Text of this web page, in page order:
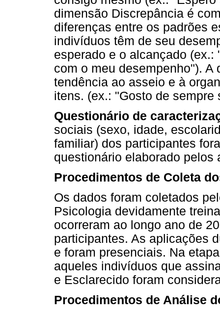
dimensão Discrepância é
diferenças entre os padrões
indivíduos têm de seu
esperado e o alcançado
com o meu desempenho").
tendência ao asseio e à
itens. (ex.: "Gosto de
Questionário de
sociais (sexo, idade,
familiar) dos participantes
questionário elaborado pelos
Procedimentos de Coleta
Os dados foram coletados
Psicologia devidamente
ocorreram ao longo ano de
participantes. As aplicações
e foram presenciais. Na
aqueles indivíduos que
e Esclarecido foram
Procedimentos de Análise